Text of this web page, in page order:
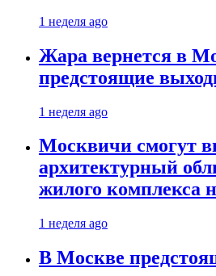
1 неделя ago
Жара вернется в
предстоящие
1 неделя ago
Москвичи смогут
архитектурный
жилого комплекса
1 неделя ago
В Москве